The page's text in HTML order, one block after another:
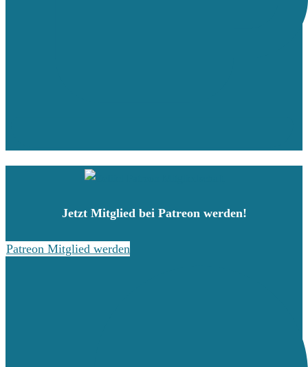
Jetzt Mitglied bei Patreon werden!
Patreon Mitglied werden